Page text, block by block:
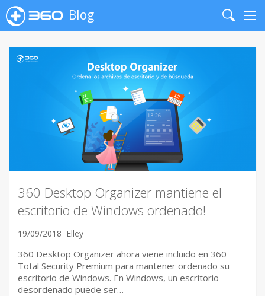
Blog
Search
360 Desktop Organizer mantiene el
escritorio de Windows ordenado!
19/09/2018 Elley
360 Desktop Organizer ahora viene incluido en 360
Total Security Premium para mantener ordenado su
escritorio de Windows. En Windows, un escritorio
desordenado puede ser…